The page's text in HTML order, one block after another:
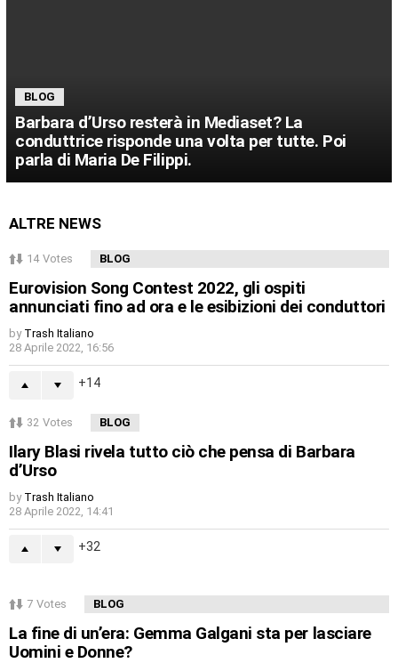
BLOG
Barbara d’Urso resterà in Mediaset? La
conduttrice risponde una volta per tutte. Poi
parla di Maria De Filippi.
ALTRE NEWS
14 Votes BLOG
Eurovision Song Contest 2022, gli ospiti
annunciati fino ad ora e le esibizioni dei conduttori
by Trash Italiano
28 Aprile 2022, 16:56
14
32 Votes BLOG
Ilary Blasi rivela tutto ciò che pensa di Barbara
d’Urso
by Trash Italiano
28 Aprile 2022, 14:41
32
7 Votes BLOG
La fine di un’era: Gemma Galgani sta per lasciare
Uomini e Donne?